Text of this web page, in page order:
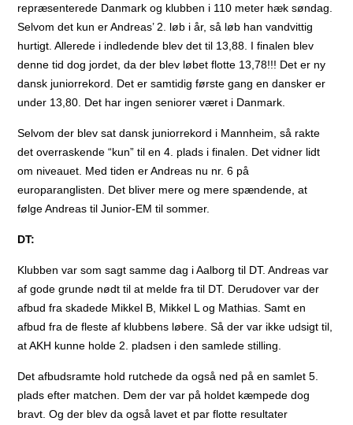
repræsenterede Danmark og klubben i 110 meter hæk søndag.
Selvom det kun er Andreas’ 2. løb i år, så løb han vandvittig
hurtigt. Allerede i indledende blev det til 13,88. I finalen blev
denne tid dog jordet, da der blev løbet flotte 13,78!!! Det er ny
dansk juniorrekord. Det er samtidig første gang en dansker er
under 13,80. Det har ingen seniorer været i Danmark.
Selvom der blev sat dansk juniorrekord i Mannheim, så rakte
det overraskende “kun” til en 4. plads i finalen. Det vidner lidt
om niveauet. Med tiden er Andreas nu nr. 6 på
europaranglisten. Det bliver mere og mere spændende, at
følge Andreas til Junior-EM til sommer.
DT:
Klubben var som sagt samme dag i Aalborg til DT. Andreas var
af gode grunde nødt til at melde fra til DT. Derudover var der
afbud fra skadede Mikkel B, Mikkel L og Mathias. Samt en
afbud fra de fleste af klubbens løbere. Så der var ikke udsigt til,
at AKH kunne holde 2. pladsen i den samlede stilling.
Det afbudsramte hold rutchede da også ned på en samlet 5.
plads efter matchen. Dem der var på holdet kæmpede dog
bravt. Og der blev da også lavet et par flotte resultater